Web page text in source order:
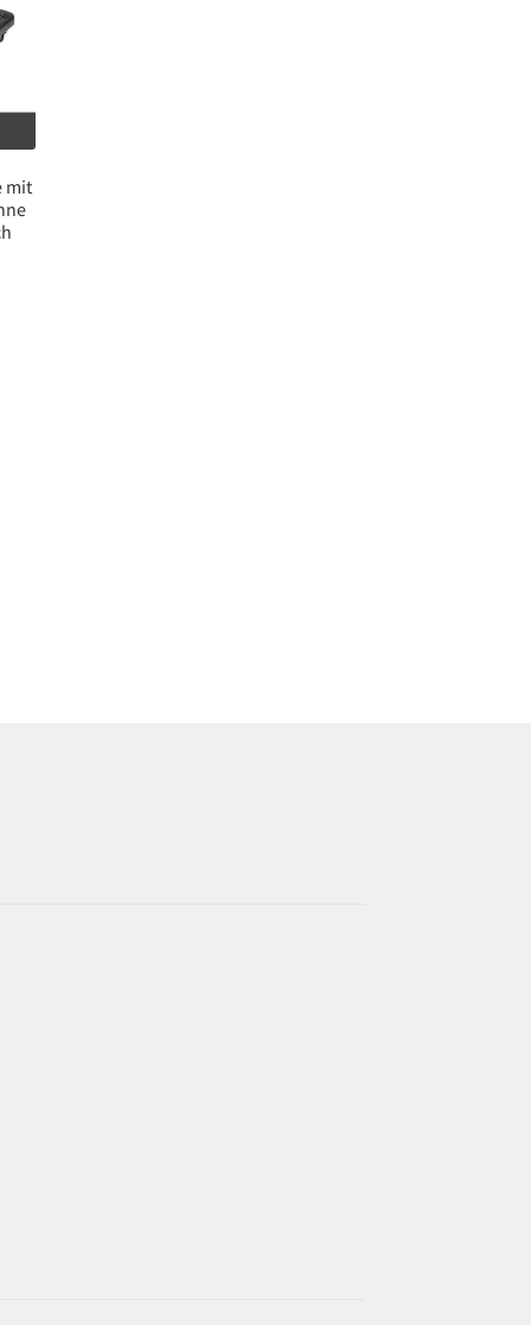
mit